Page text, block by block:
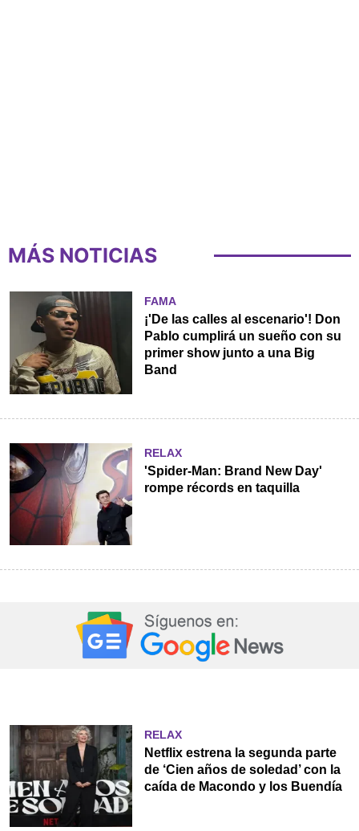
MÁS NOTICIAS
FAMA
¡'De las calles al escenario'! Don
Pablo cumplirá un sueño con su
primer show junto a una Big
Band
RELAX
'Spider-Man: Brand New Day'
rompe récords en taquilla
RELAX
Netflix estrena la segunda parte
de ‘Cien años de soledad’ con la
caída de Macondo y los Buendía